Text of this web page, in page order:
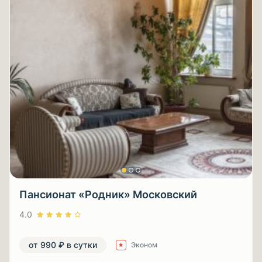
Пансионат «Родник» Московский
4.0
от 990 ₽ в сутки Эконом